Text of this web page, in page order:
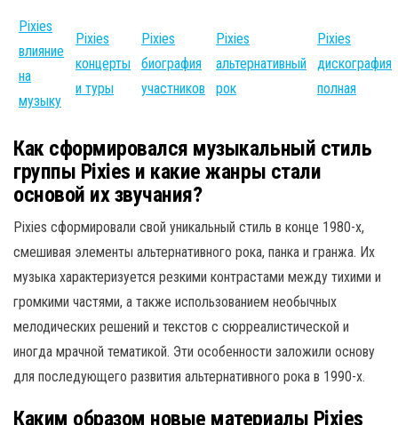
Pixies
влияние
на
музыку
Pixies
концерты
и туры
Pixies
биография
участников
Pixies
альтернативный
рок
Pixies
дискография
полная
Как сформировался музыкальный стиль
группы Pixies и какие жанры стали
основой их звучания?
Pixies сформировали свой уникальный стиль в конце 1980-х,
смешивая элементы альтернативного рока, панка и гранжа. Их
музыка характеризуется резкими контрастами между тихими и
громкими частями, а также использованием необычных
мелодических решений и текстов с сюрреалистической и
иногда мрачной тематикой. Эти особенности заложили основу
для последующего развития альтернативного рока в 1990-х.
Каким образом новые материалы Pixies